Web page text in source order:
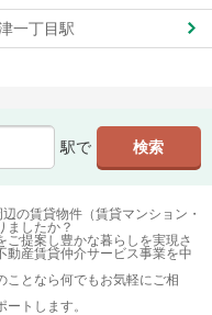
一丁目駅
駅で
の賃貸物件（賃貸マンション・
ましたか？
ご提案し豊かな暮らしを実現さ
動産賃貸仲介サービス事業を中
ことなら何でもお気軽にご相
トします。